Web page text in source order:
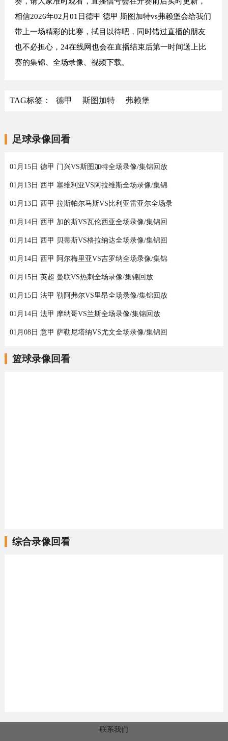
相信2026年02月01日德甲 德甲 斯图加特vs弗赖堡会给我们
带上一场精彩的比赛，拭目以待吧，同时错过直播的朋友
也不必担心，24在线网也会在直播结束后第一时间送上比
赛的集锦、全场录像、视频下载。
TAG标签： 德甲 斯图加特 弗赖堡
足球录像回看
01月15日 德甲 门兴VS斯图加特全场录像/集锦回放
01月13日 西甲 塞维利亚VS阿拉维斯全场录像/集锦
01月13日 西甲 拉斯帕尔马斯VS比利亚雷亚尔全场录
01月14日 西甲 加的斯VS瓦伦西亚全场录像/集锦回
01月14日 西甲 贝蒂斯VS格拉纳达全场录像/集锦回
01月14日 西甲 阿尔梅里亚VS吉罗纳全场录像/集锦
01月15日 英超 曼联VS热刺全场录像/集锦回放
01月15日 法甲 勒阿弗尔VS里昂全场录像/集锦回放
01月14日 法甲 摩纳哥VS兰斯全场录像/集锦回放
01月08日 意甲 萨勒尼塔纳VS尤文全场录像/集锦回
篮球录像回看
综合录像回看
联系我们